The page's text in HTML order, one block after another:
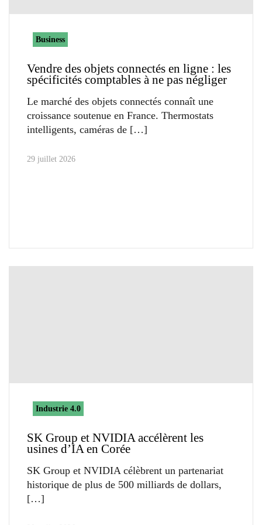
Business
Vendre des objets connectés en ligne : les
spécificités comptables à ne pas négliger
Le marché des objets connectés connaît une
croissance soutenue en France. Thermostats
intelligents, caméras de
29 juillet 2026
Industrie 4.0
SK Group et NVIDIA accélèrent les
usines d’IA en Corée
SK Group et NVIDIA célèbrent un partenariat
historique de plus de 500 milliards de dollars,